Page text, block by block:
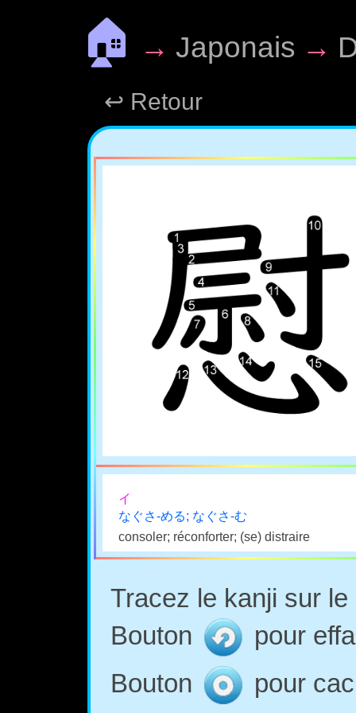
🏠 → Japonais →
↩ Retour
イ
なぐさ-める; なぐさ-む
consoler; réconforter; (se) distraire
Tracez le kanji sur
Bouton
pour
Bouton
pour